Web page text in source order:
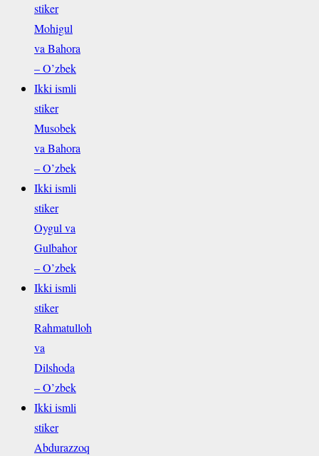
stiker
Mohigul
va Bahora
– O’zbek
Ikki ismli
stiker
Musobek
va Bahora
– O’zbek
Ikki ismli
stiker
Oygul va
Gulbahor
– O’zbek
Ikki ismli
stiker
Rahmatulloh
va
Dilshoda
– O’zbek
Ikki ismli
stiker
Abdurazzoq